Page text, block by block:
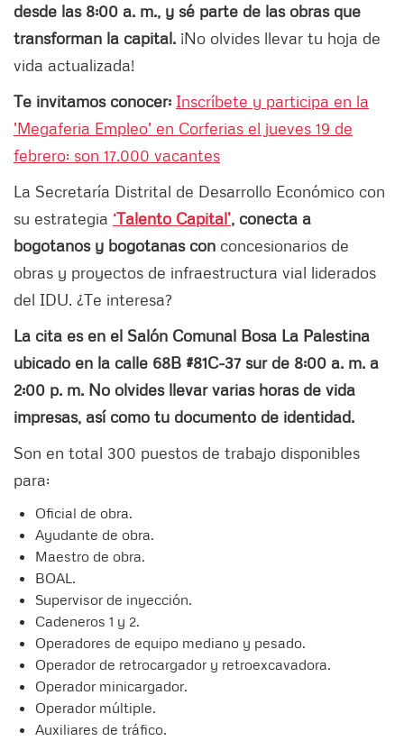
desde las 8:00 a. m., y sé parte de las obras que
transforman la capital. ¡No olvides llevar tu hoja de
vida actualizada!
Te invitamos conocer: Inscríbete y participa en la
'Megaferia Empleo' en Corferias el jueves 19 de
febrero: son 17.000 vacantes
La Secretaría Distrital de Desarrollo Económico con
su estrategia ‘Talento Capital’, conecta a
bogotanos y bogotanas con concesionarios de
obras y proyectos de infraestructura vial liderados
del IDU. ¿Te interesa?
La cita es en el Salón Comunal Bosa La Palestina
ubicado en la calle 68B #81C-37 sur de 8:00 a. m. a
2:00 p. m. No olvides llevar varias horas de vida
impresas, así como tu documento de identidad.
Son en total 300 puestos de trabajo disponibles
para:
Oficial de obra.
Ayudante de obra.
Maestro de obra.
BOAL.
Supervisor de inyección.
Cadeneros 1 y 2.
Operadores de equipo mediano y pesado.
Operador de retrocargador y retroexcavadora.
Operador minicargador.
Operador múltiple.
Auxiliares de tráfico.